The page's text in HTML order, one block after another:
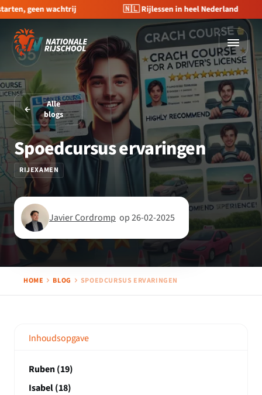
🇳🇱 Rijlessen in heel Nederland 💰 €400 korting op je
Alle
blogs
Spoedcursus ervaringen
RIJEXAMEN
Javier Cordromp op 26-02-2025
HOME BLOG SPOEDCURSUS ERVARINGEN
Inhoudsopgave
Ruben (19)
Isabel (18)